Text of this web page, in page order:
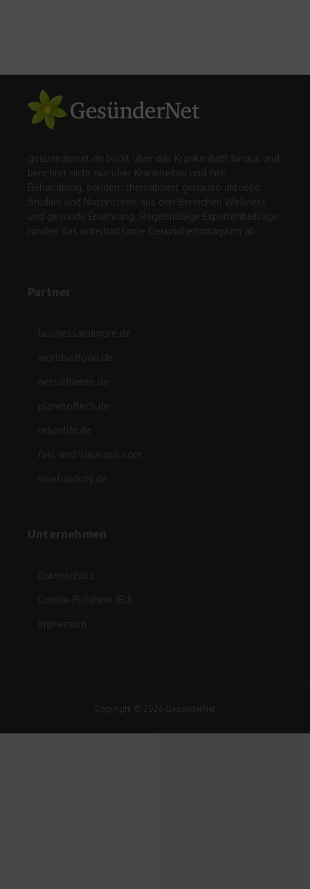
gesuendernet.de blickt über das Krankenbett hinaus und
berichtet nicht nur über Krankheiten und ihre
Behandlung, sondern thematisiert genauso aktuelle
Studien und Nachrichten aus den Bereichen Wellness
und gesunde Ernährung. Regelmäßige Expertenbeiträge
runden das unterhaltsame Gesundheitsmagazin ab.
Partner
businessandmore.de
worldsoffood.de
netzathleten.de
planetoftech.de
urbanlife.de
fast-and-luxurious.com
newfoodcity.de
Unternehmen
Datenschutz
Cookie-Richtlinie (EU)
Impressum
Copyright © 2026 GesünderNet